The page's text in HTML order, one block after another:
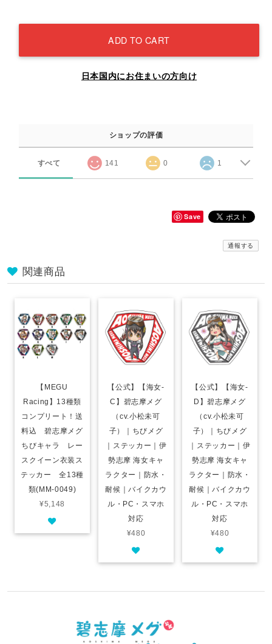
ADD TO CART
日本国内にお住まいの方向け
ショップの評価
すべて 141 0 1
Save
通報する
関連商品
【MEGU
Racing】13種類
コンプリート！送
料込 碧志摩メグ
ちびキャラ レー
スクイーン衣装ス
テッカー 全13種
類(MM-0049)
¥5,148
【公式】【海女-
C】碧志摩メグ
（cv.小松未可
子）｜ちびメグ
｜ステッカー｜伊
勢志摩 海女キャ
ラクター｜防水・
耐候｜バイクカウ
ル・PC・スマホ
対応
¥480
【公式】【海女-
D】碧志摩メグ
（cv.小松未可
子）｜ちびメグ
｜ステッカー｜伊
勢志摩 海女キャ
ラクター｜防水・
耐候｜バイクカウ
ル・PC・スマホ
対応
¥480